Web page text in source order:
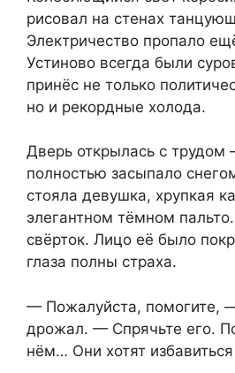
рисовал на стенах
Электричество пропало
Устиново всегда были
принёс не только
но и рекордные холода.
Дверь открылась с трудом
полностью засыпало
стояла девушка, хрупкая
элегантном тёмном
свёрток. Лицо её было
глаза полны страха.
— Пожалуйста, помогите,
дрожал. — Спрячьте его.
нём… Они хотят